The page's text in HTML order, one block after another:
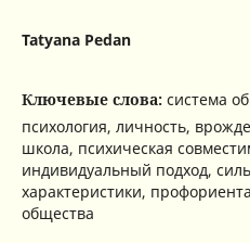
Tatyana Pedan
Ключевые слова: система
психология, личность,
школа, психическая
индивидуальный подход,
характеристики,
общества